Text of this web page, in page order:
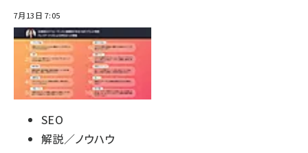
7月13日 7:05
SEO
解説／ノウハウ